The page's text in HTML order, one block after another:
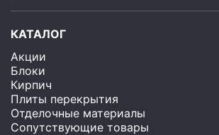
КАТАЛОГ
Акции
Блоки
Кирпич
Плиты перекрытия
Отделочные материалы
Сопутствующие товары